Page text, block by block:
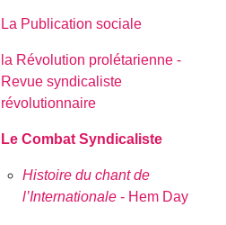
La Publication sociale
la Révolution prolétarienne -
Revue syndicaliste
révolutionnaire
Le Combat Syndicaliste
Histoire du chant de
l’Internationale - Hem Day